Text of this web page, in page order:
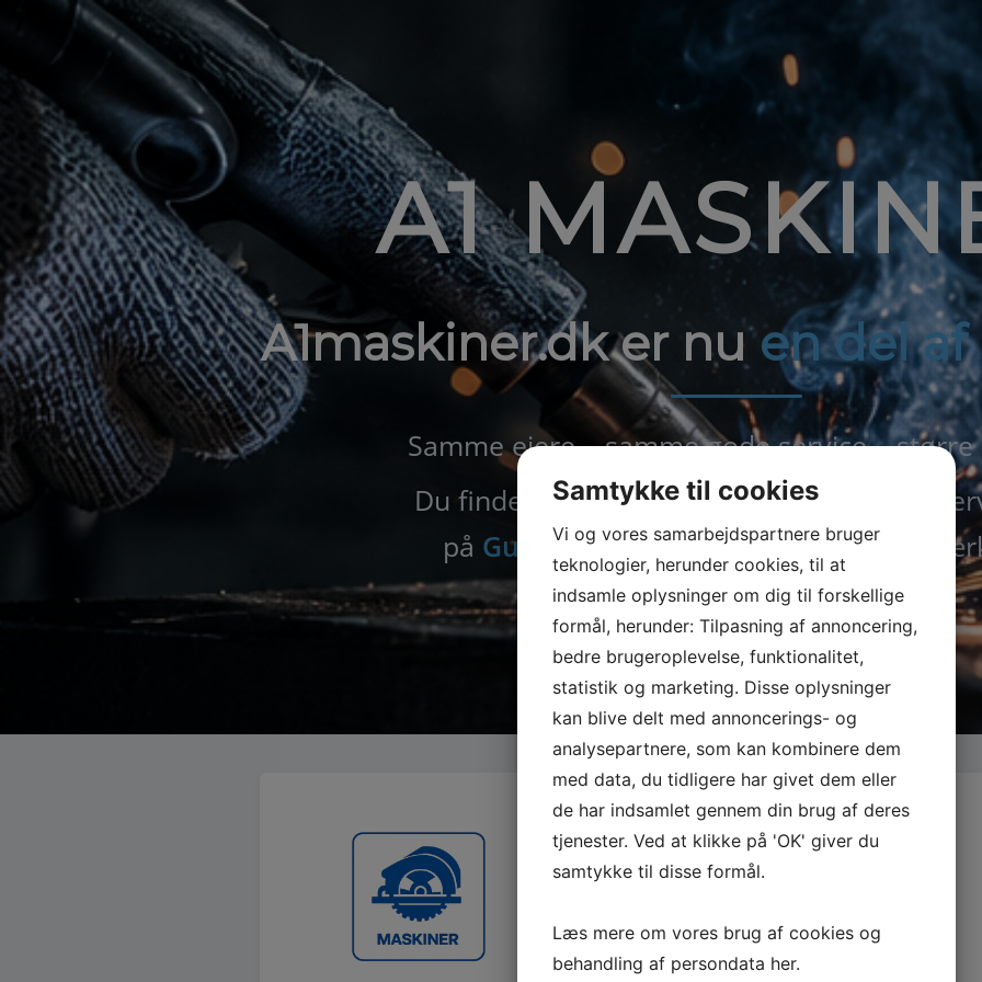
A1
A1maskiner.dk er nuen del
Samme ejere – samme gode service – større
Du finder nu alle maskiner, tilbehør og
på Guede.dk– din specialist i
Samtykke til cookies
Vi og vores samarbejdspartnere bruger
teknologier, herunder cookies, til at
indsamle oplysninger om dig til forskellige
formål, herunder: Tilpasning af annoncering,
bedre brugeroplevelse, funktionalitet,
statistik og marketing. Disse oplysninger
kan blive delt med annoncerings- og
analysepartnere, som kan kombinere dem
med data, du tidligere har givet dem eller
de har indsamlet gennem din brug af deres
tjenester. Ved at klikke på 'OK' giver du
samtykke til disse formål.
Læs mere om vores brug af cookies og
behandling af persondata her.